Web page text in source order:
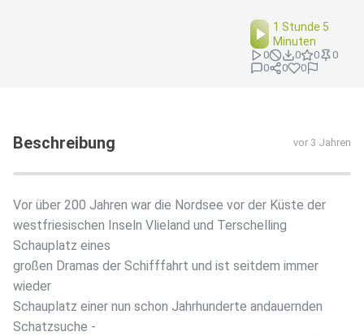
1 Stunde 5
Minuten
0 0 0
0
0
0 0
Beschreibung vor 3 Jahren
Vor über 200 Jahren war die Nordsee vor der Küste der
westfriesischen Inseln Vlieland und Terschelling
Schauplatz eines
großen Dramas der Schifffahrt und ist seitdem immer
wieder
Schauplatz einer nun schon Jahrhunderte andauernden
Schatzsuche -